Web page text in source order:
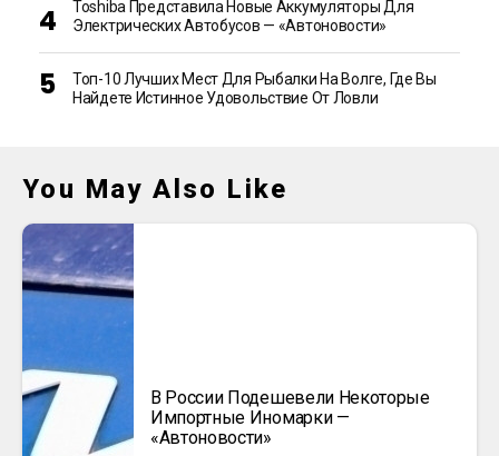
Toshiba Представила Новые Аккумуляторы Для
Электрических Автобусов — «Автоновости»
Топ-10 Лучших Мест Для Рыбалки На Волге, Где Вы
Найдете Истинное Удовольствие От Ловли
You May Also Like
В России Подешевели Некоторые
Импортные Иномарки —
«Автоновости»